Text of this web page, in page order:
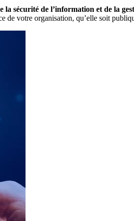
sécurité de l’information et de la
de votre organisation, qu’elle soit